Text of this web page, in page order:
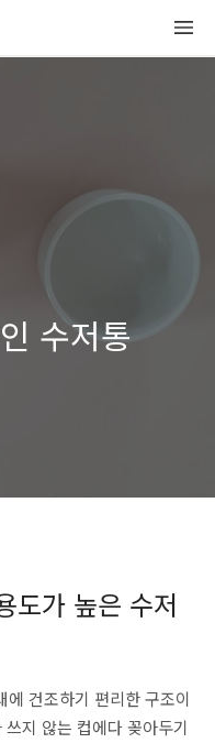
수저통
도가 높은 수저
건조하기 편리한 구조이
지 않는 컵에다 꽂아두기